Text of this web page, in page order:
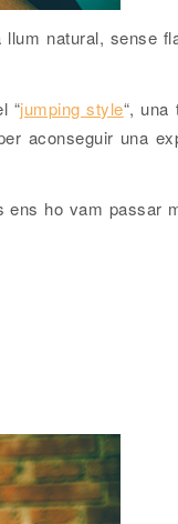
llum natural, sense
“jumping style“, una
aconseguir una
ens ho vam passar